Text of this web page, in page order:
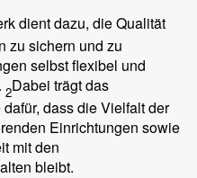
dient dazu, die Qualität
zu sichern und zu
selbst flexibel und
2Dabei trägt das
dass die Vielfalt der
Einrichtungen sowie
mit den
bleibt.